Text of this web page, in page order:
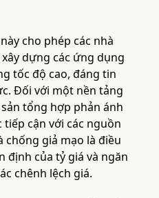
cho phép các nhà
dựng các ứng dụng
tốc độ cao, đáng tin
Đối với một nền tảng
tổng hợp phản ánh
tiếp cận với các nguồn
chống giả mạo là điều
định của tỷ giá và ngăn
chênh lệch giá.